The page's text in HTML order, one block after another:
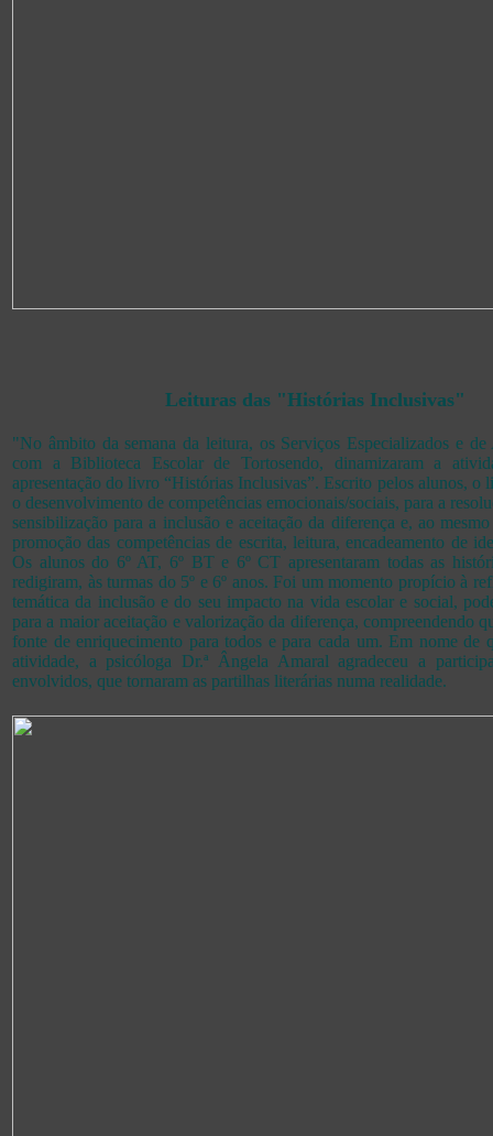
Leituras das "Histórias Inclusivas"
"No âmbito da semana da leitura, os Serviços Especializados e
com a Biblioteca Escolar de Tortosendo, dinamizaram a
apresentação do livro “Histórias Inclusivas”. Escrito pelos alunos, o
o desenvolvimento de competências emocionais/sociais, para a
sensibilização para a inclusão e aceitação da diferença e, ao
promoção das competências de escrita, leitura, encadeamento de
Os alunos do 6º AT, 6º BT e 6º CT apresentaram todas as
redigiram, às turmas do 5º e 6º anos. Foi um momento propício à
temática da inclusão e do seu impacto na vida escolar e social,
para a maior aceitação e valorização da diferença, compreendendo
fonte de enriquecimento para todos e para cada um. Em nome de
atividade, a psicóloga Dr.ª Ângela Amaral agradeceu a
envolvidos, que tornaram as partilhas literárias numa realidade.